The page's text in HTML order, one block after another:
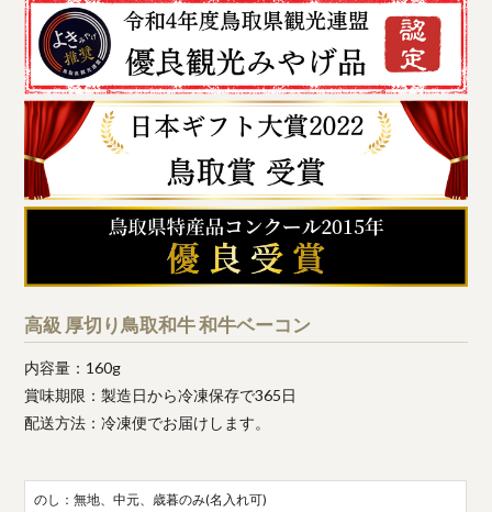
高級 厚切り鳥取和牛 和牛ベーコン
内容量：160g
賞味期限：製造日から冷凍保存で365日
配送方法：冷凍便でお届けします。
のし：無地、中元、歳暮のみ(名入れ可)